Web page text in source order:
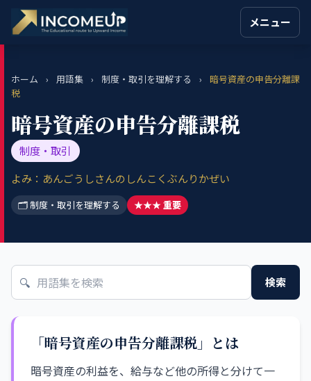
メニュー
ホーム › 用語集 › 制度・取引を理解する ›
暗号資産の申告分離課
税
暗号資産の申告分離課税
制度・取引
よみ：あんごうしさんのしんこくぶんりかぜい
🗂 制度・取引を理解する ★★★ 重要
🔍 検索
「暗号資産の申告分離課税」とは
暗号資産の利益を、給与など他の所得と分けて一